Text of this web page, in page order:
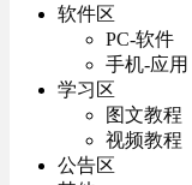
软件区
PC-软件
手机-应用
学习区
图文教程
视频教程
公告区